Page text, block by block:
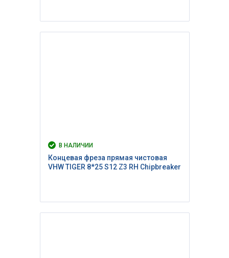
В НАЛИЧИИ
Концевая фреза прямая чистовая
VHW TIGER 8*25 S12 Z3 RH Сhipbreaker